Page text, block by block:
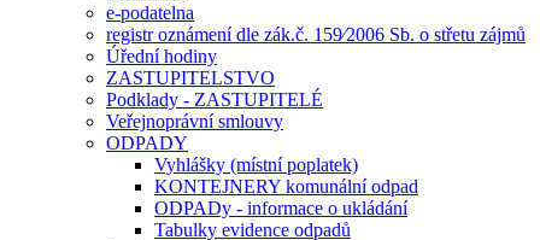
e-podatelna
registr oznámení dle zák.č. 159⁄2006 Sb. o střetu zájmů
Úřední hodiny
ZASTUPITELSTVO
Podklady - ZASTUPITELÉ
Veřejnoprávní smlouvy
ODPADY
Vyhlášky (místní poplatek)
KONTEJNERY komunální odpad
ODPADy - informace o ukládání
Tabulky evidence odpadů